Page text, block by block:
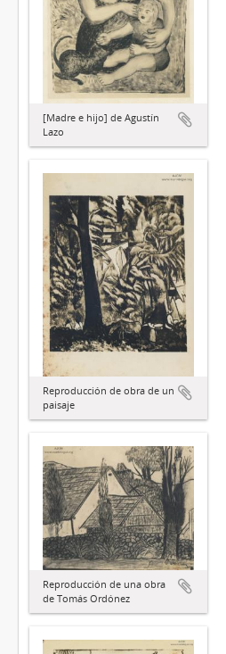
[Madre e hijo] de Agustín
Lazo
Reproducción de obra de un
paisaje
Reproducción de una obra
de Tomás Ordónez